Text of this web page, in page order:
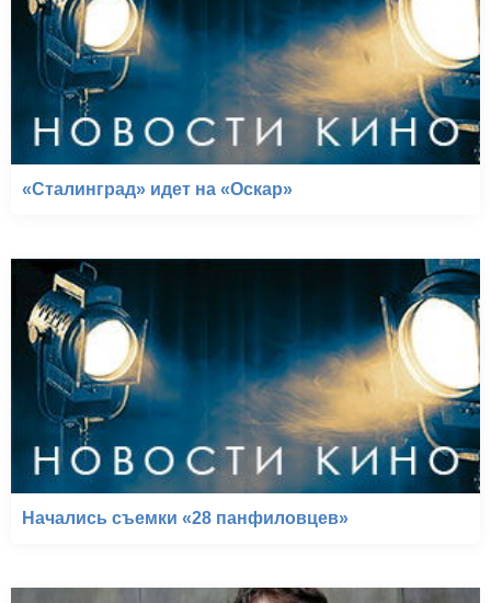
«Сталинград» идет на «Оскар»
Начались съемки «28 панфиловцев»